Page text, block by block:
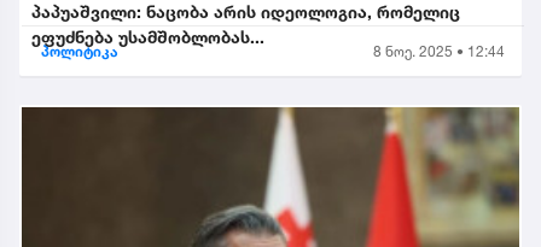
პაპუაშვილი: ნაცობა არის იდეოლოგია, რომელიც
ეფუძნება უსამშობლობას...
პოლიტიკა 8 ნოე. 2025 • 12:44